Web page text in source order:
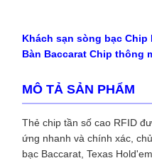
Khách sạn sòng bạc
Bàn Baccarat Chip thông
MÔ TẢ SẢN PHẨM
Thẻ chip tần số cao RFID
ứng nhanh và chính xác,
bạc Baccarat, Texas